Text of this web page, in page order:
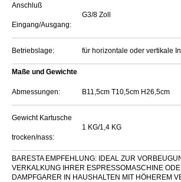
BARESTA EMPFEHLUNG: IDEAL ZUR
VERKALKUNG IHRER ESPRESSOMASCHINE
DAMPFGARER IN HAUSHALTEN MIT HÖHEREM
Anschluß
Eingang/Ausgang:
G3/8 Zoll
Betriebslage: für horizontale oder vertikale
Maße und Gewichte
Abmessungen: B11,5cm T10,5cm H26,5cm
Gewicht Kartusche
trocken/nass:
1 KG/1,4 KG